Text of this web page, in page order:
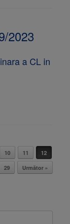
2023
a CL in
10 11
12
29 Următor »